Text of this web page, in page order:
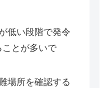
低い段階で発令
とが多いで
場所を確認する